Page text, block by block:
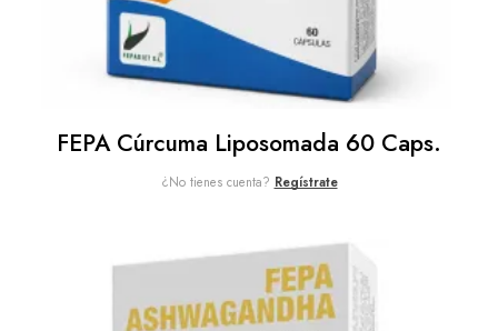
FEPA Cúrcuma Liposomada 60 Caps.
¿No tienes cuenta? Regístrate